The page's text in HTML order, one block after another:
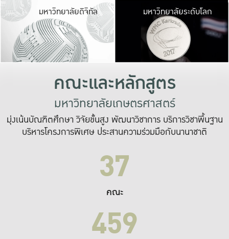
มหาวิทยาลัยดิจิทัล มหาวิ
เปลี่ยนแปลง แล
เพื่อทำง
ระบบสารสนเทศ
มหาวิทยาลัยระดับโลก
คณะและหลักสูตร
มหาวิทยาลัยเกษตรศาสตร์
มุ่งเน้นบัณฑิตศึกษา วิจัยขั้นสูง พัฒนาวิชาการ บริการวิชาพื้นฐาน
บริหารโครงการพิเศษ ประสานความร่วมมือกับนานาชาติ
37
คณะ
459